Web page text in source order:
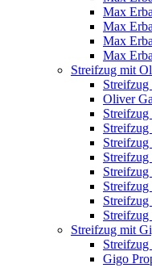
Max
Max
Max
Max
Streifzug mit
Oliver
Streifzug mit
Gigo